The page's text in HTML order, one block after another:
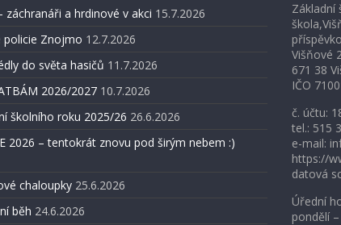
záchranáři a hrdinové v akci 15.7.2026
policie Znojmo 12.7.2026
do světa hasičů 11.7.2026
2026/2027 10.7.2026
školního roku 2025/26 26.6.2026
2026 – tentokrát znovu pod širým nebem :)
chaloupky 25.6.2026
běh 24.6.2026
Základní
Višňové
671 38
IČO
č. účtu:
tel.: 515
e-mail:
https://
datová
Úřední
pondělí